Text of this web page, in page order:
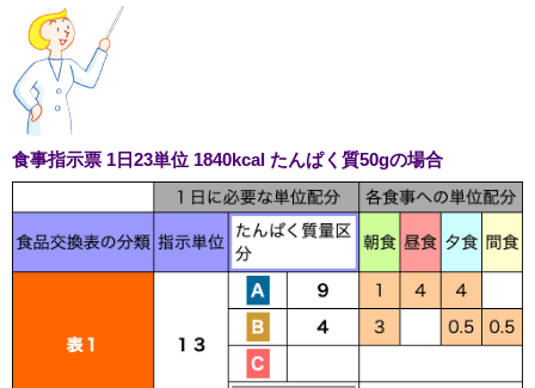
食事指示票 1日23単位 1840kcal たんぱく質50gの場合